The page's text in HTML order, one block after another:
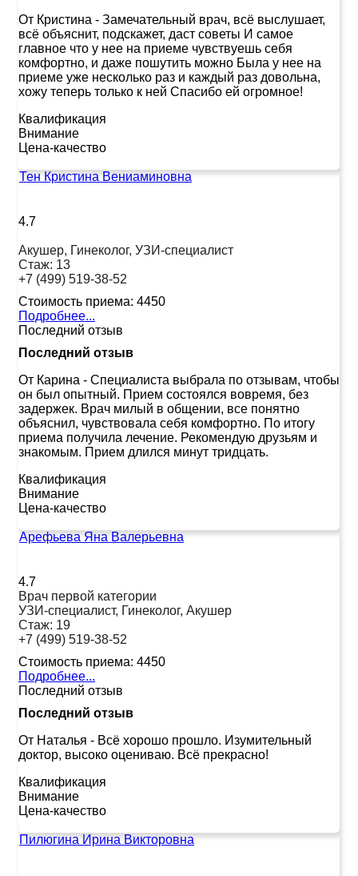
От Кристина - Замечательный врач, всё выслушает,
всё объяснит, подскажет, даст советы И самое
главное что у нее на приеме чувствуешь себя
комфортно, и даже пошутить можно Была у нее на
приеме уже несколько раз и каждый раз довольна,
хожу теперь только к ней Спасибо ей огромное!
Квалификация
Внимание
Цена-качество
Тен Кристина Вениаминовна
4.7
Акушер, Гинеколог, УЗИ-специалист
Стаж: 13
+7 (499) 519-38-52
Стоимость приема: 4450
Подробнее...
Последний отзыв
Последний отзыв
От Карина - Специалиста выбрала по отзывам, чтобы
он был опытный. Прием состоялся вовремя, без
задержек. Врач милый в общении, все понятно
объяснил, чувствовала себя комфортно. По итогу
приема получила лечение. Рекомендую друзьям и
знакомым. Прием длился минут тридцать.
Квалификация
Внимание
Цена-качество
Арефьева Яна Валерьевна
4.7
Врач первой категории
УЗИ-специалист, Гинеколог, Акушер
Стаж: 19
+7 (499) 519-38-52
Стоимость приема: 4450
Подробнее...
Последний отзыв
Последний отзыв
От Наталья - Всё хорошо прошло. Изумительный
доктор, высоко оцениваю. Всё прекрасно!
Квалификация
Внимание
Цена-качество
Пилюгина Ирина Викторовна